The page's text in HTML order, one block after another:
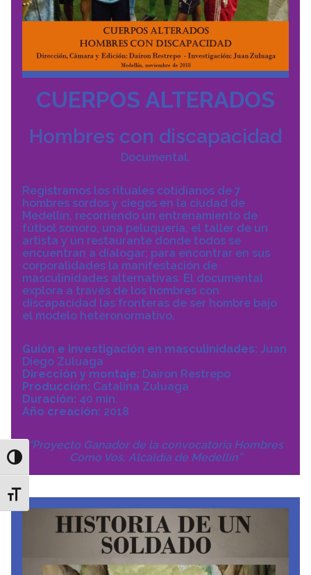
Toggle High Contrast
Toggle Font size
CUERPOS ALTERADOS
Hombres con discapacidad
Documental.
Registramos los rituales cotidianos de 7
hombres sordos y ciegos en la ciudad de
Medellín, recorriendo un entrenamiento de
fútbol sonoro, una peluquería, el taller de un
artista y un restaurante donde todos se
encuentran a dialogar; para encontrar en sus
corporalidades la manifestación de
masculinidades alternativas. El documental
explora a través de los hombres con
discapacidad las fronteras de ser hombre bajo
el modelo heteronormativo.
Guión e investigación en masculinidades: Juan
Diego Zuluaga
Dirección y montaje: Dairon Restrepo
Producción: Catalina Zuluaga
Duración: 40 min.
Año creación: 2018
“Proyecto Ganador de la convocatoria Hombres
Como Vos, Alcaldía de Medellín”